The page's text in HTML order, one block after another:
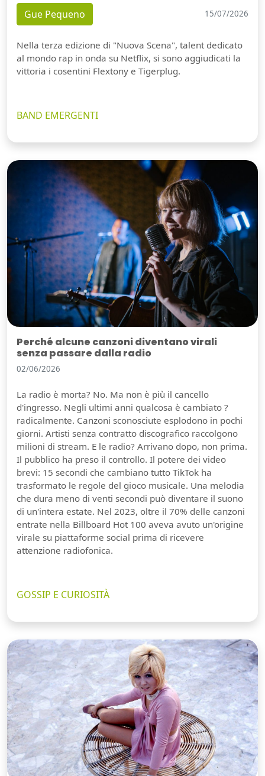
Gue Pequeno 15/07/2026
Nella terza edizione di "Nuova Scena", talent dedicato
al mondo rap in onda su Netflix, si sono aggiudicati la
vittoria i cosentini Flextony e Tigerplug.
BAND EMERGENTI
Perché alcune canzoni diventano virali
senza passare dalla radio
02/06/2026
La radio è morta? No. Ma non è più il cancello
d'ingresso. Negli ultimi anni qualcosa è cambiato ?
radicalmente. Canzoni sconosciute esplodono in pochi
giorni. Artisti senza contratto discografico raccolgono
milioni di stream. E le radio? Arrivano dopo, non prima.
Il pubblico ha preso il controllo. Il potere dei video
brevi: 15 secondi che cambiano tutto TikTok ha
trasformato le regole del gioco musicale. Una melodia
che dura meno di venti secondi può diventare il suono
di un'intera estate. Nel 2023, oltre il 70% delle canzoni
entrate nella Billboard Hot 100 aveva avuto un'origine
virale su piattaforme social prima di ricevere
attenzione radiofonica.
GOSSIP E CURIOSITÀ